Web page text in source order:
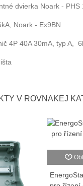
dvierka Noark - PHS
Noark - Ex9BN
4P 40A 30mA, typ A,
V ROVNAKEJ